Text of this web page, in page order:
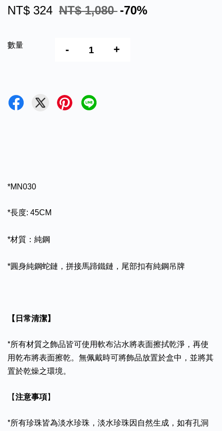
NT$ 324 NT$ 1,080 -70%
數量 - +
*MN030
*長度: 45CM
*材質：純鋼
*圓身純鋼蛇鏈，拼接馬蹄鐵鏈，尾部扣有純鋼吊牌
【日常清潔】
*所有材質之飾品皆可使用軟布沾水將表面擦拭乾淨，再使
用乾布將表面擦乾。無佩戴時可將飾品放置於盒中，並將其
置於乾燥之環境。
【注意事項】
*所有珍珠皆為淡水珍珠，淡水珍珠因自然生成，如有孔洞